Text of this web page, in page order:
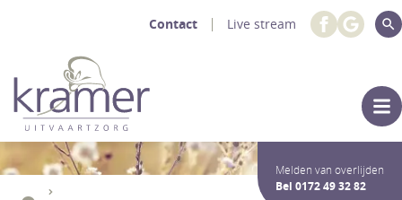
Contact Live stream
Melden van overlijden
Bel 0172 49 32 82
Uitvaartdiensten Crematie / Begrafenis
De Uitvaart